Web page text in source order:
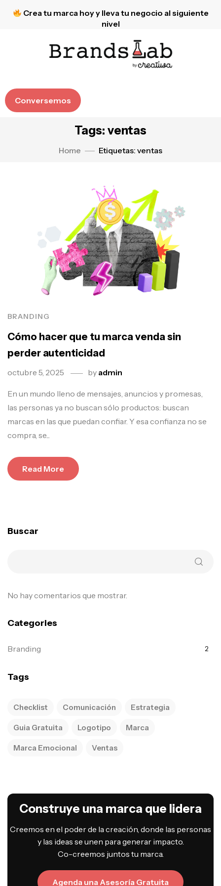
Crea tu marca hoy y lleva tu negocio al siguiente
nivel
Conversemos
Tags: ventas
Home Etiquetas: ventas
BRANDING
Cómo hacer que tu marca venda sin
perder autenticidad
octubre 5, 2025 by admin
En un mundo lleno de mensajes, anuncios y promesas,
las personas ya no buscan sólo productos: buscan
marcas en las que puedan confiar. Y esa confianza no se
compra, se...
Read More
Buscar
No hay comentarios que mostrar.
Categories
Branding 2
Tags
Checklist Comunicación Estrategia
Guia Gratuita Logotipo Marca
Marca Emocional Ventas
Construye una marca que lidera
Creemos en el poder de la creación, donde las personas
y las ideas se unen para generar impacto.
Co-creemos juntos tu marca.
Agenda una Asesoría Gratuita